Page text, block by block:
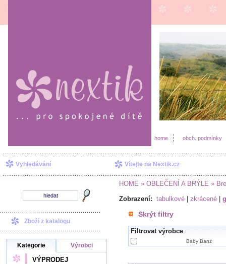
home obch. podmínky
Vyhledávání Vítejte na Nextik.cz
Zboží z katalogu
Kategorie Výrobci
VÝPRODEJ
HOME » OBLEČENÍ A BRÝLE »
Zobrazení: tabulkové zkrácené
Skrýt filtry
Filtrovat výrobce
Baby Banz